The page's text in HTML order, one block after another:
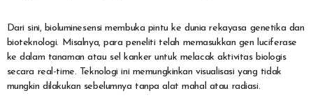
Dari sini, bioluminesensi membuka pintu ke dunia rekayasa genetika dan
bioteknologi. Misalnya, para peneliti telah memasukkan gen luciferase
ke dalam tanaman atau sel kanker untuk melacak aktivitas biologis
secara real-time. Teknologi ini memungkinkan visualisasi yang tidak
mungkin dilakukan sebelumnya tanpa alat mahal atau radiasi.